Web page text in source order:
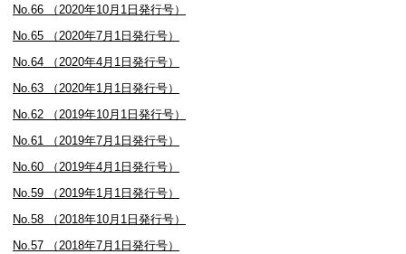
No.66 （2020年10月1日発行号）
No.65 （2020年7月1日発行号）
No.64 （2020年4月1日発行号）
No.63 （2020年1月1日発行号）
No.62 （2019年10月1日発行号）
No.61 （2019年7月1日発行号）
No.60 （2019年4月1日発行号）
No.59 （2019年1月1日発行号）
No.58 （2018年10月1日発行号）
No.57 （2018年7月1日発行号）